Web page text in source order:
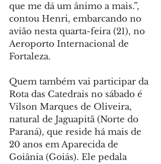
que me dá um ânimo a mais.”,
contou Henri, embarcando no
avião nesta quarta-feira (21), no
Aeroporto Internacional de
Fortaleza.
Quem também vai participar da
Rota das Catedrais no sábado é
Vilson Marques de Oliveira,
natural de Jaguapitã (Norte do
Paraná), que reside há mais de
20 anos em Aparecida de
Goiânia (Goiás). Ele pedala